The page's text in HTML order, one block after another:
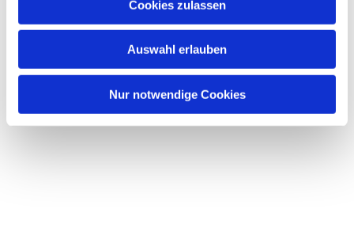
Cookies zulassen
Auswahl erlauben
Nur notwendige Cookies